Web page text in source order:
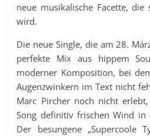
neue musikalische Facette, die
wird.
Die neue Single, die am 28.
perfekte Mix aus hippem
moderner Komposition, bei
Augenzwinkern im Text nicht
Marc Pircher noch nicht
Song definitiv frischen Wind in
Der besungene „Supercoole